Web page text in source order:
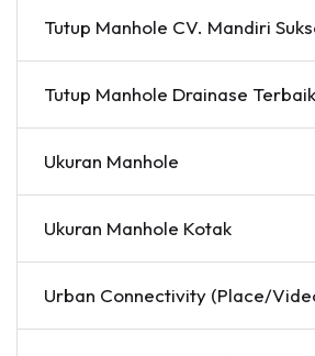
Tutup Manhole CV. Mandiri
Tutup Manhole Drainase Terbaik
Ukuran Manhole
Ukuran Manhole Kotak
Urban Connectivity (Place/